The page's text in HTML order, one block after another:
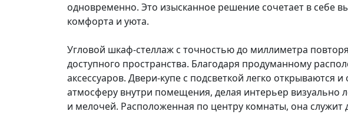
одновременно. Это изысканное решение сочетает в себе
комфорта и уюта.
Угловой шкаф-стеллаж с точностью до миллиметра
доступного пространства. Благодаря продуманному
аксессуаров. Двери-купе с подсветкой легко открываются
атмосферу внутри помещения, делая интерьер визуально
и мелочей. Расположенная по центру комнаты, она